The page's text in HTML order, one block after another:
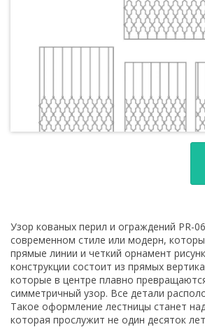
Узор кованых перил и ограждений PR-
современном стиле или модерн,
прямые линии и четкий орнамент
конструкции состоит из прямых
которые в центре плавно
симметричный узор. Все детали
Такое оформление лестницы станет
которая прослужит не один десяток